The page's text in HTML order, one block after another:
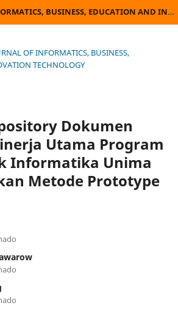
JOURNAL OF INFORMATICS, BUSINESS, EDUCATION AND INNOVATION TECHNOLOGY
OF INFORMATICS, BUSINESS,
TECHNOLOGY
Dokumen
Utama Program
Informatika Unima
Metode Prototype